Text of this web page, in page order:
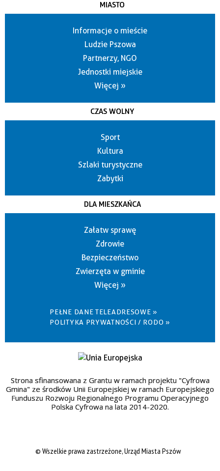
MIASTO
Informacje o mieście
Ludzie Pszowa
Partnerzy, NGO
Jednostki miejskie
Więcej »
CZAS WOLNY
Sport
Kultura
Szlaki turystyczne
Zabytki
DLA MIESZKAŃCA
Załatw sprawę
Zdrowie
Bezpieczeństwo
Zwierzęta w gminie
Więcej »
PEŁNE DANE TELEADRESOWE »
POLITYKA PRYWATNOŚCI / RODO »
Strona sfinansowana z Grantu w ramach projektu "Cyfrowa
Gmina" ze środków Unii Europejskiej w ramach Europejskiego
Funduszu Rozwoju Regionalnego Programu Operacyjnego
Polska Cyfrowa na lata 2014-2020.
© Wszelkie prawa zastrzeżone, Urząd Miasta Pszów